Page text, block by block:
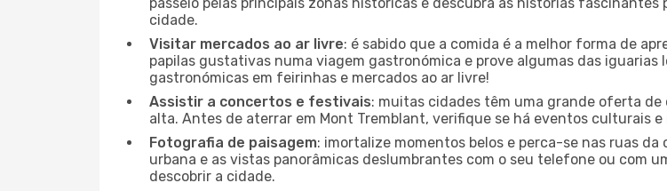
cidade.
Visitar mercados ao ar livre: é sabido que a comida é a melhor forma de
papilas gustativas numa viagem gastronómica e prove algumas das iguarias
gastronómicas em feirinhas e mercados ao ar livre!
Assistir a concertos e festivais: muitas cidades têm uma grande oferta
alta. Antes de aterrar em Mont Tremblant, verifique se há eventos culturais
Fotografia de paisagem: imortalize momentos belos e perca-se nas ruas
urbana e as vistas panorâmicas deslumbrantes com o seu telefone ou com
descobrir a cidade.